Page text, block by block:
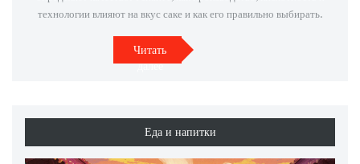
технологии влияют на вкус саке и как его правильно выбирать.
Читать
далее
Еда и напитки